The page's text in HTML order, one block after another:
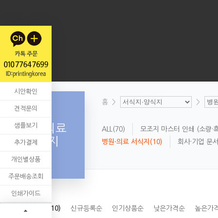
병원·의료
서식지
홈 > >
ALL (70)
모조지 마스터 인쇄 (소량·
병원·의료 서식지 (10) 회사·기업 문
병원·의료 서식지(10) 신규등록순 인기상품순 낮은가격순 높은가
시안확인
견적문의
샘플보기
추가결제
개인별상품
주문배송조회
인쇄가이드